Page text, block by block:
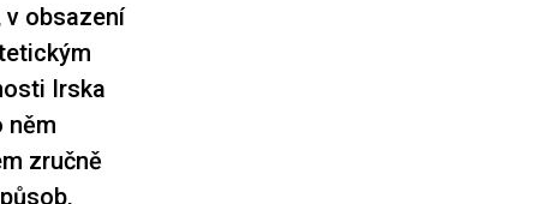
v obsazení
Irska
něm
zručně